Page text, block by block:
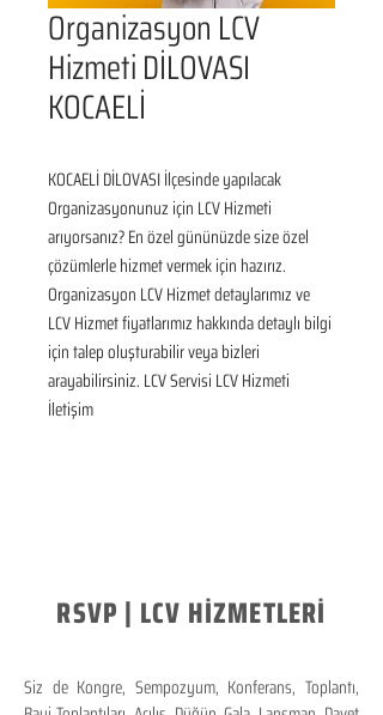
Organizasyon LCV
Hizmeti DİLOVASI
KOCAELİ
KOCAELİ DİLOVASI İlçesinde yapılacak
Organizasyonunuz için LCV Hizmeti
arıyorsanız? En özel gününüzde size özel
çözümlerle hizmet vermek için hazırız.
Organizasyon LCV Hizmet detaylarımız ve
LCV Hizmet fiyatlarımız hakkında detaylı bilgi
için talep oluşturabilir veya bizleri
arayabilirsiniz. LCV Servisi LCV Hizmeti
İletişim
RSVP | LCV HİZMETLERİ
Siz de Kongre, Sempozyum, Konferans, Toplantı,